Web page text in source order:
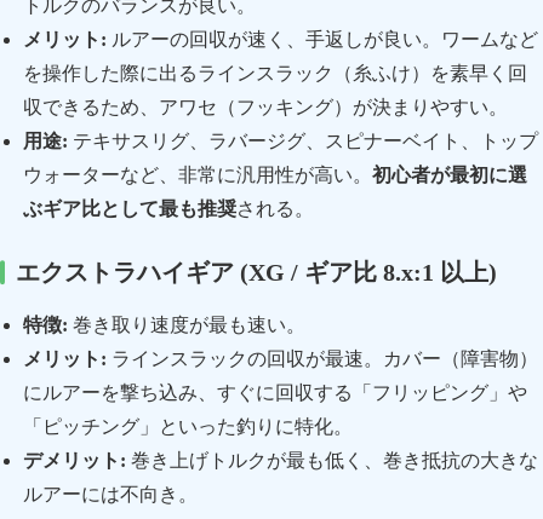
トルクのバランスが良い。
メリット: ルアーの回収が速く、手返しが良い。ワームなど
を操作した際に出るラインスラック（糸ふけ）を素早く回
収できるため、アワセ（フッキング）が決まりやすい。
用途: テキサスリグ、ラバージグ、スピナーベイト、トップ
ウォーターなど、非常に汎用性が高い。初心者が最初に選
ぶギア比として最も推奨される。
エクストラハイギア (XG / ギア比 8.x:1 以上)
特徴: 巻き取り速度が最も速い。
メリット: ラインスラックの回収が最速。カバー（障害物）
にルアーを撃ち込み、すぐに回収する「フリッピング」や
「ピッチング」といった釣りに特化。
デメリット: 巻き上げトルクが最も低く、巻き抵抗の大きな
ルアーには不向き。